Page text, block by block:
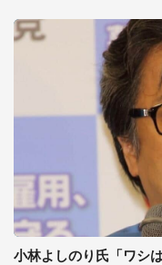
小林よしのり氏「ワシ